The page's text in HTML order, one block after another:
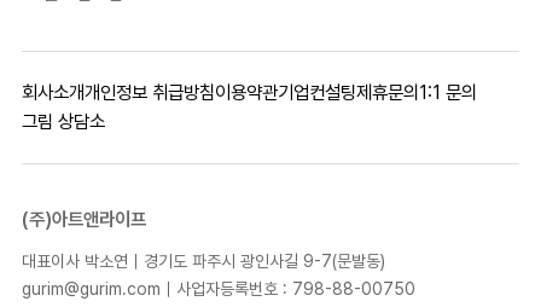
회사소개개인정보 취급방침이용약관기업컨설팅제휴문의1:1 문의
그림 상담소
(주)아트앤라이프
대표이사 박소연｜경기도 파주시 광인사길 9-7(문발동)
gurim@gurim.com｜사업자등록번호 : 798-88-00750